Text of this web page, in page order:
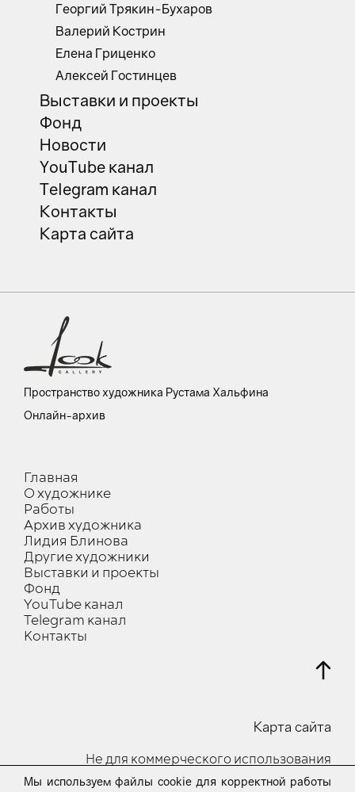
Георгий Трякин-Бухаров
Валерий Кострин
Елена Гриценко
Алексей Гостинцев
Выставки и проекты
Фонд
Новости
YouTube канал
Telegram канал
Контакты
Карта сайта
Пространство художника Рустама Хальфина
Онлайн-архив
Главная
О художнике
Работы
Архив художника
Лидия Блинова
Другие художники
Выставки и проекты
Фонд
YouTube канал
Telegram канал
Контакты
Карта сайта
Не для коммерческого использования
Мы используем файлы cookie для корректной работы